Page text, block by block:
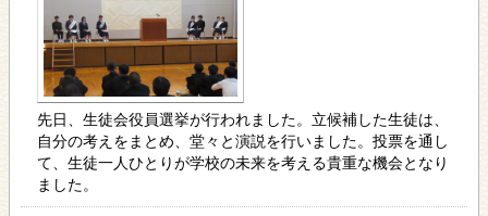
先日、生徒会役員選挙が行われました。立候補した生徒は、
自分の考えをまとめ、堂々と演説を行いました。投票を通し
て、生徒一人ひとりが学校の未来を考える貴重な機会となり
ました。